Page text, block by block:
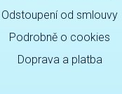
Odstoupení od smlouvy
Podrobně o cookies
Doprava a platba